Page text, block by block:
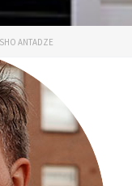
ANTADZE